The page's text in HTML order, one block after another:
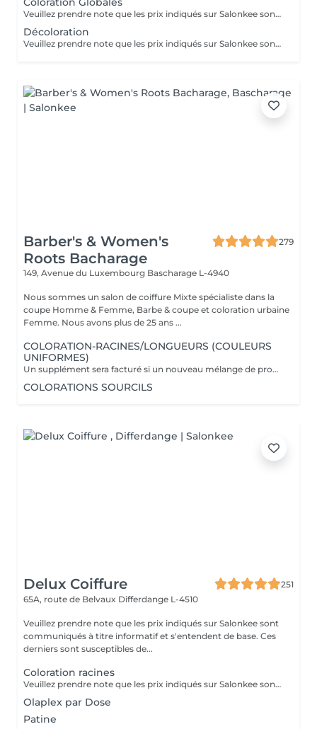
Veuillez prendre note que les prix indiqués sur Salonkee sont communiqués à titre informatif et s'entendent de base. Ces derniers sont susceptibles de varier selon le diagnostic réalisé à votre arrivée au salon et l'expertise du professionnel à qui vous confiez votre beauté. Dans tous les cas, un devis précis vous sera proposé et toutes réalisations de prestations seront effectuées avec votre accord. Un grand merci d'avance pour votre compréhension. Au plaisir de vous recevoir très vite.
Décoloration
Veuillez prendre note que les prix indiqués sur Salonkee sont communiqués à titre informatif et s'entendent de base. Ces derniers sont susceptibles de varier selon le diagnostic réalisé à votre arrivée au salon et l'expertise du professionnel à qui vous confiez votre beauté. Dans tous les cas, un devis précis vous sera proposé et toutes réalisations de prestations seront effectuées avec votre accord. Un grand merci d'avance pour votre compréhension. Au plaisir de vous recevoir très vite.
Barber's & Women's
Roots Bacharage
279
149, Avenue du Luxembourg Bascharage L-4940
Nous sommes un salon de coiffure Mixte spécialiste dans la
coupe Homme & Femme, Barbe & coupe et coloration urbaine
Femme. Nous avons plus de 25 ans ...
COLORATION-RACINES/LONGUEURS (COULEURS
UNIFORMES)
Un supplément sera facturé si un nouveau mélange de produits est nécessaire (fonction de la longueur, de la masse et de la qualité de vos cheveux) Supplément dose + 16 euros Supplément dose ++ 24 euros Marque utilisée Davines.
COLORATIONS SOURCILS
Delux Coiffure
251
65A, route de Belvaux Differdange L-4510
Veuillez prendre note que les prix indiqués sur Salonkee sont
communiqués à titre informatif et s'entendent de base. Ces
derniers sont susceptibles de...
Coloration racines
Veuillez prendre note que les prix indiqués sur Salonkee sont communiqués à titre informatif et s'entendent de base. Ces derniers sont susceptibles de varier selon le diagnostic réalisé à votre arrivée au salon et l'expertise du professionnel à qui vous confiez votre beauté. Dans tous les cas, un devis précis vous sera proposé et toutes réalisations de prestations seront effectuées avec votre accord. Un grand merci d'avance pour votre compréhension. Au plaisir de vous revoir très vite.
Olaplex par Dose
Patine